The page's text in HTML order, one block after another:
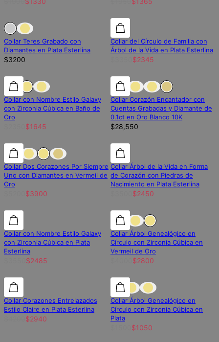
Fuera de stock Fuera de stock
Collar Teres Grabado con
Diamantes en Plata Esterlina
$3200
30% de descuento
Collar del Círculo de Familia con
Árbol de la Vida en Plata Esterlina
$2345
30% de descuento 30% de descuento
Collar con Nombre Estilo Galaxy
con Zirconia Cúbica en Baño de
Oro
$1645
Diamante Laboratorio
Collar Corazón Encantador con
Cuentas Grabadas y Diamante de
0.1ct en Oro Blanco 10K
$28,550
25% de descuento 25% de descuento
Collar Dos Corazones Por Siempre
Uno con Diamantes en Vermeil de
Oro
$3900
30% de descuento
Collar Árbol de la Vida en Forma
de Corazón con Piedras de
Nacimiento en Plata Esterlina
$2450
30% de descuento 30% de descuento
Collar con Nombre Estilo Galaxy
con Zirconia Cúbica en Plata
Esterlina
$2485
30% de descuento
Collar Árbol Genealógico en
Círculo con Zirconia Cúbica en
Vermeil de Oro
$2800
30% de descuento 30% de descuento
Collar Corazones Entrelazados
Estilo Claire en Plata Esterlina
$2940
30% de descuento
Collar Árbol Genealógico en
Círculo con Zirconia Cúbica en
Plata
$1050